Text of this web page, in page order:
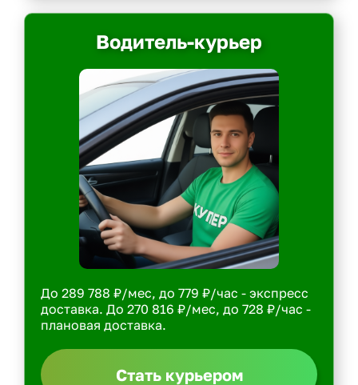
Водитель-курьер
До 289 788 ₽/мес, до 779 ₽/час - экспресс
доставка. До 270 816 ₽/мес, до 728 ₽/час -
плановая доставка.
Стать курьером